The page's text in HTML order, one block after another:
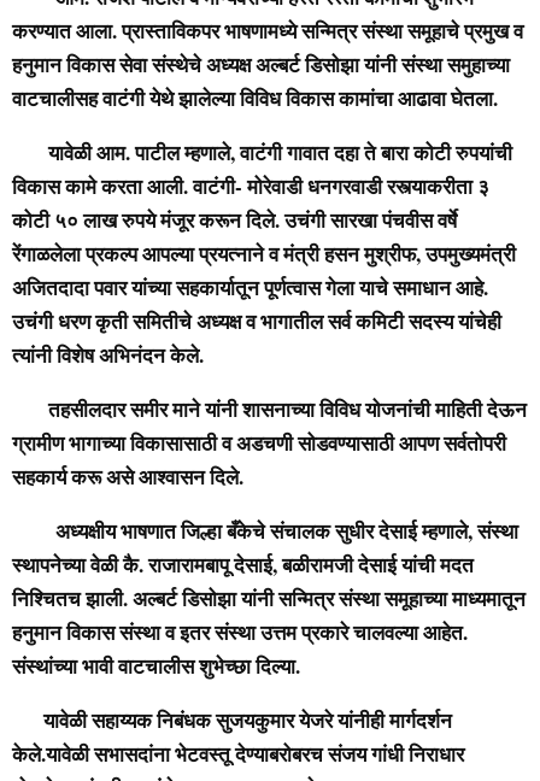
करण्यात आला. प्रास्ताविकपर भाषणामध्ये सन्मित्र संस्था समूहाचे प्रमुख व
हनुमान विकास सेवा संस्थेचे अध्यक्ष अल्बर्ट डिसोझा यांनी संस्था समुहाच्या
वाटचालीसह वाटंगी येथे झालेल्या विविध विकास कामांचा आढावा घेतला.
यावेळी आम. पाटील म्हणाले, वाटंगी गावात दहा ते बारा कोटी रुपयांची
विकास कामे करता आली. वाटंगी- मोरेवाडी धनगरवाडी रस्त्याकरीता ३
कोटी ५० लाख रुपये मंजूर करून दिले. उचंगी सारखा पंचवीस वर्षे
रेंगाळलेला प्रकल्प आपल्या प्रयत्नाने व मंत्री हसन मुश्रीफ, उपमुख्यमंत्री
अजितदादा पवार यांच्या सहकार्यातून पूर्णत्वास गेला याचे समाधान आहे.
उचंगी धरण कृती समितीचे अध्यक्ष व भागातील सर्व कमिटी सदस्य यांचेही
त्यांनी विशेष अभिनंदन केले.
तहसीलदार समीर माने यांनी शासनाच्या विविध योजनांची माहिती देऊन
ग्रामीण भागाच्या विकासासाठी व अडचणी सोडवण्यासाठीआपण सर्वतोपरी
सहकार्य करू असे आश्वासन दिले.
अध्यक्षीय भाषणात जिल्हा बँकेचे संचालक सुधीर देसाई म्हणाले, संस्था
स्थापनेच्या वेळी कै. राजारामबापू देसाई, बळीरामजी देसाई यांची मदत
निश्चितच झाली. अल्बर्ट डिसोझा यांनी सन्मित्र संस्था समूहाच्या माध्यमातून
हनुमान विकास संस्था व इतर संस्था उत्तम प्रकारे चालवल्या आहेत.
संस्थांच्या भावी वाटचालीस शुभेच्छा दिल्या.
यावेळी सहाय्यक निबंधक सुजयकुमार येजरे यांनीही मार्गदर्शन
केले.यावेळी सभासदांना भेटवस्तू देण्याबरोबरच संजय गांधी निराधार